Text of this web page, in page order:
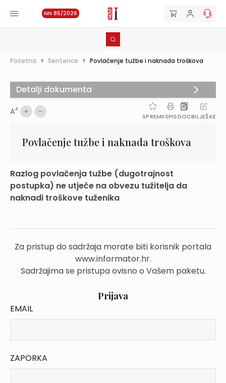
NN 85/2026
Početna > Sentence > Povlačenje tužbe i naknada troškova
AA
SPREMIISPISDOCBILJEŠKE
Povlačenje tužbe i naknada troškova
Razlog povlačenja tužbe (dugotrajnost
postupka) ne utječe na obvezu tužitelja da
naknadi troškove tuženika
Za pristup do sadržaja morate biti korisnik portala
www.informator.hr.
Sadržajima se pristupa ovisno o Vašem paketu.
Prijava
EMAIL
ZAPORKA
Detalji dokumenta